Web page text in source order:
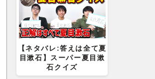
【ネタバレ:答えは全て夏
目漱石】スーパー夏目漱
石クイズ